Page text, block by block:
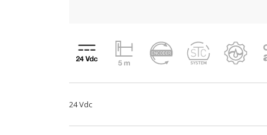
24 Vdc